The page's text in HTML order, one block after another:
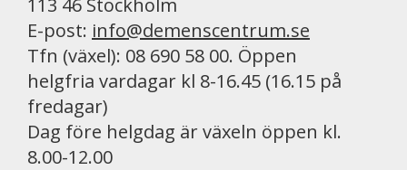
113 46 Stockholm
E-post: info@demenscentrum.se
Tfn (växel): 08 690 58 00. Öppen
helgfria vardagar kl 8-16.45 (16.15 på
fredagar)
Dag före helgdag är växeln öppen kl.
8.00-12.00